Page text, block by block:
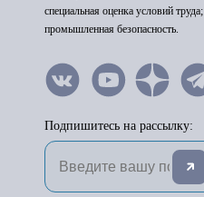
специальная оценка условий труда;
промышленная безопасность.
Подпишитесь на рассылку: